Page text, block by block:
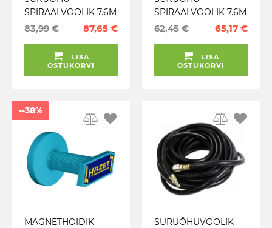
SPIRAALVOOLIK 7.6M
10MM
83,99 € 87,65 €
LISA
OSTUKORVI
SPIRAALVOOLIK 7.6M
6.3MM
62,45 € 65,17 €
LISA
OSTUKORVI
--38%
MAGNETHOIDIK
SURUÕHUVOOLIK